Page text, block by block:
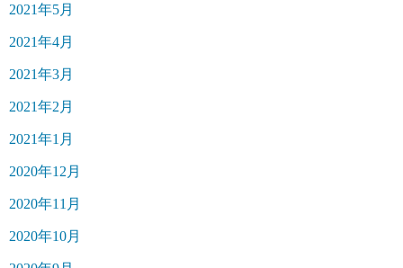
2021年5月
2021年4月
2021年3月
2021年2月
2021年1月
2020年12月
2020年11月
2020年10月